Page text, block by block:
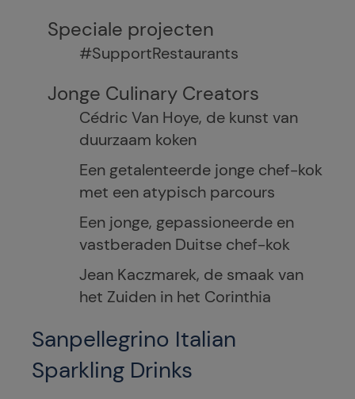
Speciale projecten
#SupportRestaurants
Jonge Culinary Creators
Cédric Van Hoye, de kunst van
duurzaam koken
Een getalenteerde jonge chef-kok
met een atypisch parcours
Een jonge, gepassioneerde en
vastberaden Duitse chef-kok
Jean Kaczmarek, de smaak van
het Zuiden in het Corinthia
Sanpellegrino Italian
Sparkling Drinks